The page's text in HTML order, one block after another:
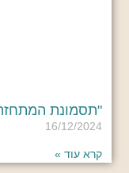
"תסמונת
16/12/2024
קרא עוד »